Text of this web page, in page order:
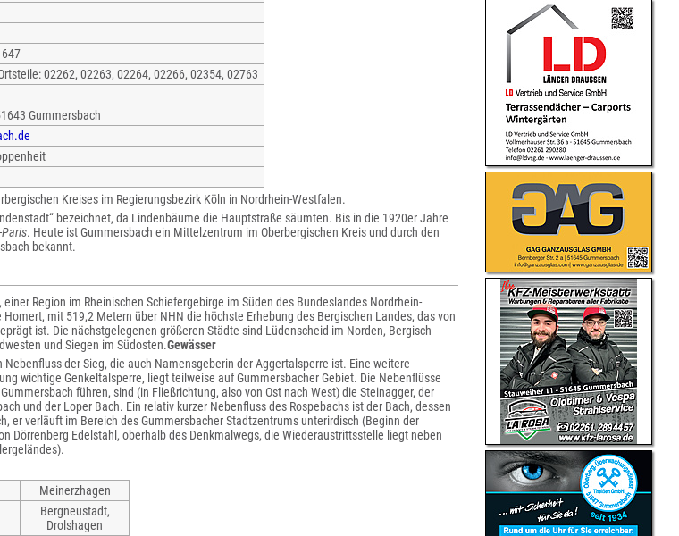
02262, 02263, 02264, 02266, 02354, 02763
Gummersbach
Kreises im Regierungsbezirk Köln in Nordrhein-Westfalen.
bezeichnet, da Lindenbäume die Hauptstraße säumten. Bis in die 1920er Jahre
Paris. Heute ist Gummersbach ein Mittelzentrum im Oberbergischen Kreis und durch den
bekannt.
Region im Rheinischen Schiefergebirge im Süden des Bundeslandes Nordrhein-
mit 519,2 Metern über NHN die höchste Erhebung des Bergischen Landes, das von
ist. Die nächstgelegenen größeren Städte sind Lüdenscheid im Norden, Bergisch
und Siegen im Südosten.Gewässer
Nebenfluss der Sieg, die auch Namensgeberin der Aggertalsperre ist. Eine weitere
wichtige Genkeltalsperre, liegt teilweise auf Gummersbacher Gebiet. Die Nebenflüsse
führen, sind (in Fließrichtung, also von Ost nach West) die Steinagger, der
und der Loper Bach. Ein relativ kurzer Nebenfluss des Rospebachs ist der Bach, dessen
er verläuft im Bereich des Gummersbacher Stadtzentrums unterirdisch (Beginn der
Dörrenberg Edelstahl, oberhalb des Denkmalwegs, die Wiederaustrittsstelle liegt neben
Meinerzhagen
Bergneustadt,
Drolshagen